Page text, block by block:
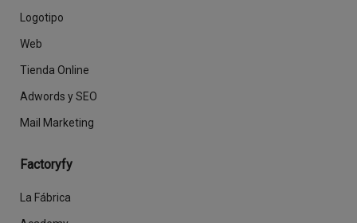
Logotipo
Web
Tienda Online
Adwords y SEO
Mail Marketing
Factoryfy
La Fábrica